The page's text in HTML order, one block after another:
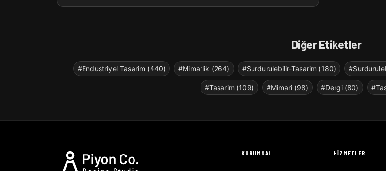
Diğer Etiketler
#Endustriyel Tasarim (440) #Mimarlik (264) #Surdurulebilir-Tasarim (180)
#Tasarim (109) #Mimari (98) #Dergi (80)
KURUMSAL HIZMETLER